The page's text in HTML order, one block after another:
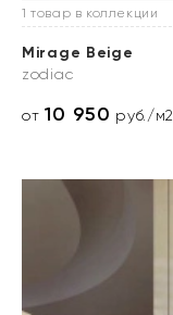
1 товар в коллекции
Mirage Beige
zodiac
от10 950 руб./м2